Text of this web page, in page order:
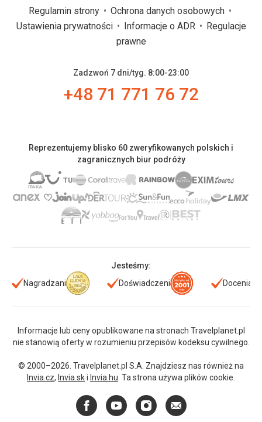
Regulamin strony
Ochrona danych osobowych
Ustawienia prywatności
Informacje o ADR
Regulacje
prawne
Zadzwoń 7 dni/tyg. 8:00-23:00
+48 71 771 76 72
Reprezentujemy blisko 60 zweryfikowanych polskich i
zagranicznych biur podróży
Jesteśmy:
Nagradzani
Doświadczeni Doceniani
Informacje lub ceny opublikowane na stronach Travelplanet.pl
nie stanowią oferty w rozumieniu przepisów kodeksu cywilnego.
© 2000–2026. Travelplanet.pl S.A. Znajdziesz nas również na
Invia.cz, Invia.ski Invia.hu . Ta strona używa plików cookie.
FacebookYouTubeInstagram
E-